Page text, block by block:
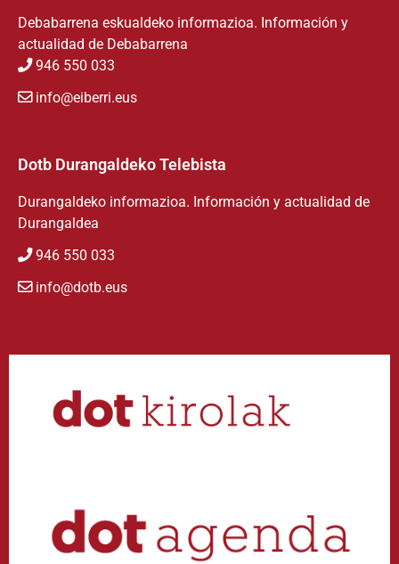
Debabarrena eskualdeko informazioa. Información y
actualidad de Debabarrena
946 550 033
info@eiberri.eus
Dotb Durangaldeko Telebista
Durangaldeko informazioa. Información y actualidad de
Durangaldea
946 550 033
info@dotb.eus